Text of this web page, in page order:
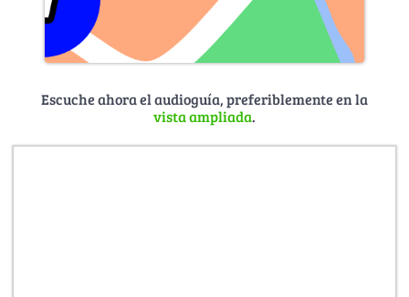
Escuche ahora el audioguía, preferiblemente en la
vista ampliada.